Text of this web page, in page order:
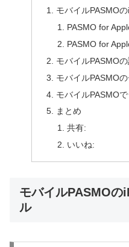
モバイルPASMO
PASMO for
PASMO for
モバイルPASMO
モバイルPASMO
モバイルPASMO
まとめ
共有:
いいね:
モバイルPASMOの
ル